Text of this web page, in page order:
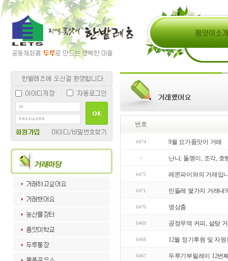
번호
6474 9월 요가품앗이 거래
난나, 돌멩이, 조각, 호
6472 레몬파이와의 거래입
6471 민들레 몇가지 거래내
6470 명상춤
6469 공정무역 커피, 설탕
6468 12월 정기후원 및 자원
6467 두루기부릴레이 12번